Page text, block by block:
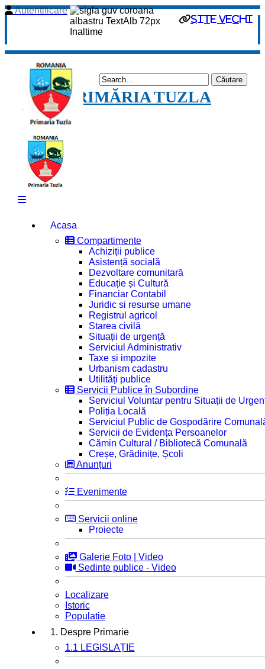
site vechi
Autentificare
PRIMĂRIA TUZLA
Acasa
Compartimente
Achiziții publice
Asistență socială
Dezvoltare comunitară
Educație și Cultură
Financiar Contabil
Juridic si resurse umane
Registrul agricol
Starea civilă
Situații de urgență
Serviciul Administrativ
Taxe și impozite
Urbanism cadastru
Utilități publice
Servicii Publice în Subordine
Serviciul Voluntar pentru Situații de
Poliția Locală
Serviciul Public de Gospodărire
Servicii de Evidența Persoanelor
Cămin Cultural / Bibliotecă Comunală
Creșe, Grădinițe, Școli
Anunțuri
Evenimente
Servicii online
Proiecte
Galerie Foto | Video
Sedinte publice - Video
Localizare
Istoric
Populatie
1. Despre Primarie
1.1 LEGISLAȚIE